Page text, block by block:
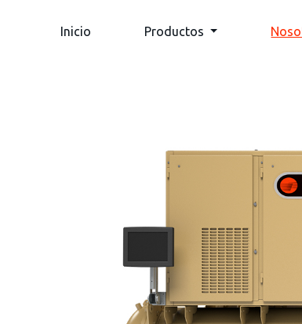
Inicio Productos